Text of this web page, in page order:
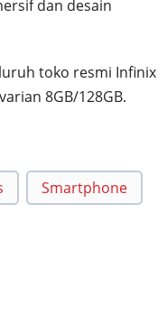
dan desain
toko resmi Infinix
8GB/128GB.
Smartphone